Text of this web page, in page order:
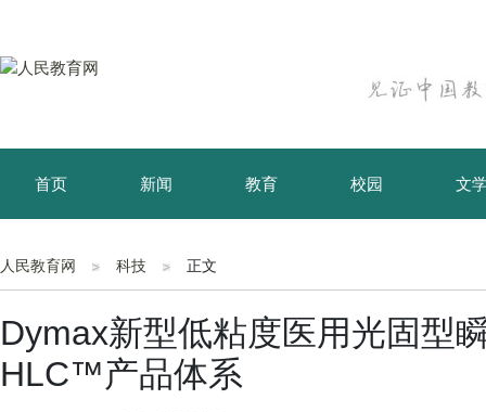
首页 新闻 教育 校园 文
育儿 资讯
人民教育网 科技 正文
Dymax新型低粘度医用光固型
HLC™产品体系